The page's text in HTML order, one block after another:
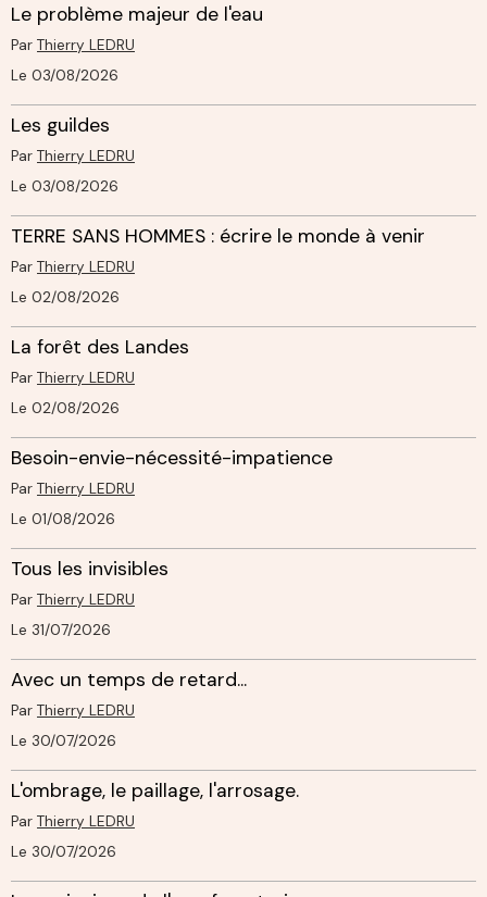
Le problème majeur de l'eau
Par Thierry LEDRU
Le 03/08/2026
Les guildes
Par Thierry LEDRU
Le 03/08/2026
TERRE SANS HOMMES : écrire le monde à venir
Par Thierry LEDRU
Le 02/08/2026
La forêt des Landes
Par Thierry LEDRU
Le 02/08/2026
Besoin-envie-nécessité-impatience
Par Thierry LEDRU
Le 01/08/2026
Tous les invisibles
Par Thierry LEDRU
Le 31/07/2026
Avec un temps de retard...
Par Thierry LEDRU
Le 30/07/2026
L'ombrage, le paillage, l'arrosage.
Par Thierry LEDRU
Le 30/07/2026